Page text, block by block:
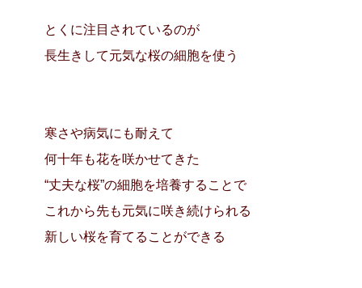
とくに注目されているのが
長生きして元気な桜の細胞を使う
寒さや病気にも耐えて
何十年も花を咲かせてきた
“丈夫な桜”の細胞を培養することで
これから先も元気に咲き続けられる
新しい桜を育てることができる